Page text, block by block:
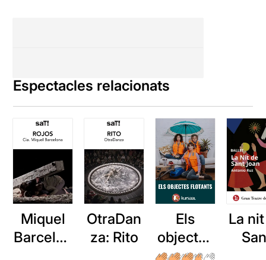
Espectacles relacionats
Miquel
Barcelon
OtraDan
za: Rito
Els
objectes
flotants
La